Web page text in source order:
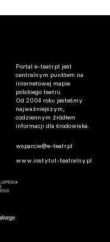
Portal e-teatr.pl jest
centralnym punktem na
internetowej mapie
polskiego teatru.
Od 2004 roku jesteśmy
najważniejszym,
codziennym źródłem
informacji dla środowiska.
wsparcie@e-teatr.pl
www.instytut-teatralny.pl